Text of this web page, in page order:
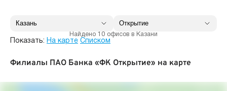
Найдено 10 офисов в Казани
Показать: На карте Списком
Филиалы ПАО Банка «ФК Открытие» на карте